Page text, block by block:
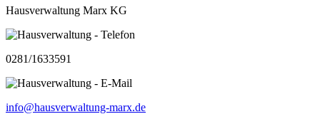
Hausverwaltung Marx KG
0281/1633591
info@hausverwaltung-marx.de